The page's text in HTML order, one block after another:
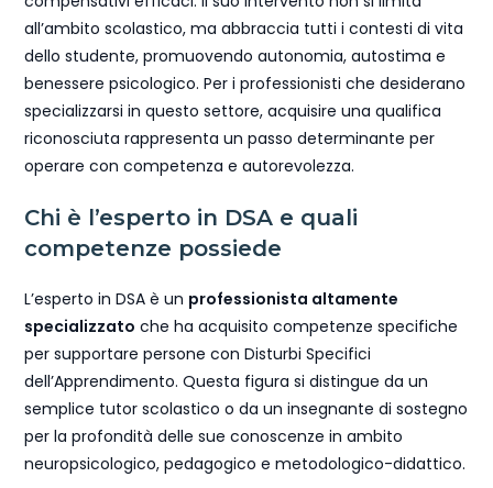
all’ambito scolastico, ma abbraccia tutti i contesti di vita
dello studente, promuovendo autonomia, autostima e
benessere psicologico. Per i professionisti che desiderano
specializzarsi in questo settore, acquisire una qualifica
riconosciuta rappresenta un passo determinante per
operare con competenza e autorevolezza.
Chi è l’esperto in DSA e quali
competenze possiede
L’esperto in DSA è un professionista altamente
specializzato che ha acquisito competenze specifiche
per supportare persone con Disturbi Specifici
dell’Apprendimento. Questa figura si distingue da un
semplice tutor scolastico o da un insegnante di sostegno
per la profondità delle sue conoscenze in ambito
neuropsicologico, pedagogico e metodologico-didattico.